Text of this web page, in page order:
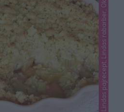
Lindas pajrecept, Lindas rabarber, Okategoriserade